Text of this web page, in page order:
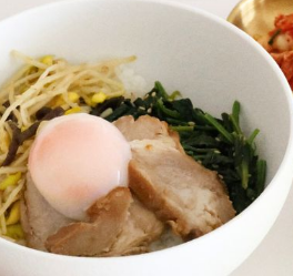
【2026年上半期】M苦楽園
人気ランキング｜みんな…